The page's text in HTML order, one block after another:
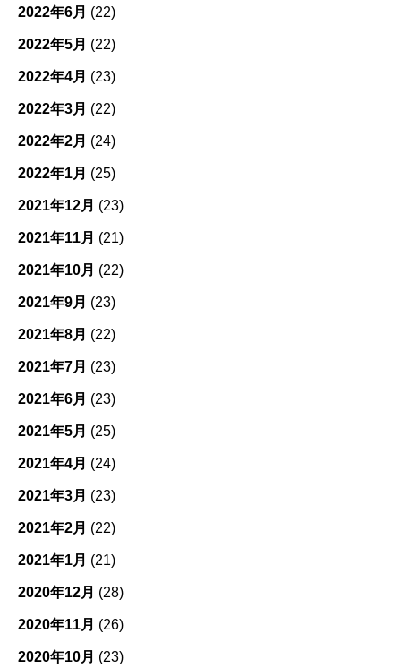
2022年6月 (22)
2022年5月 (22)
2022年4月 (23)
2022年3月 (22)
2022年2月 (24)
2022年1月 (25)
2021年12月 (23)
2021年11月 (21)
2021年10月 (22)
2021年9月 (23)
2021年8月 (22)
2021年7月 (23)
2021年6月 (23)
2021年5月 (25)
2021年4月 (24)
2021年3月 (23)
2021年2月 (22)
2021年1月 (21)
2020年12月 (28)
2020年11月 (26)
2020年10月 (23)